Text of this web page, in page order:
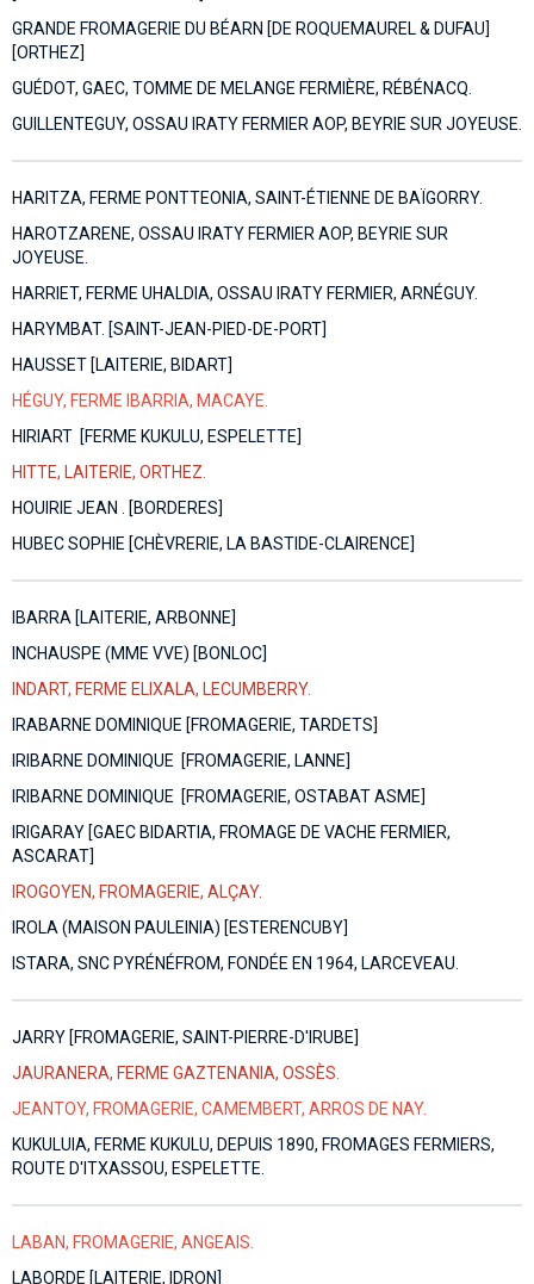
GRANDE FROMAGERIE DU BÉARN [DE ROQUEMAUREL & DUFAU]
[ORTHEZ]
GUÉDOT, GAEC, TOMME DE MELANGE FERMIÈRE, RÉBÉNACQ.
GUILLENTEGUY, OSSAU IRATY FERMIER AOP, BEYRIE SUR JOYEUSE.
HARITZA, FERME PONTTEONIA, SAINT-ÉTIENNE DE BAÏGORRY.
HAROTZARENE, OSSAU IRATY FERMIER AOP, BEYRIE SUR
JOYEUSE.
HARRIET, FERME UHALDIA, OSSAU IRATY FERMIER, ARNÉGUY.
HARYMBAT. [SAINT-JEAN-PIED-DE-PORT]
HAUSSET [LAITERIE, BIDART]
HÉGUY, FERME IBARRIA, MACAYE.
HIRIART [FERME KUKULU, ESPELETTE]
HITTE, LAITERIE, ORTHEZ.
HOUIRIE JEAN . [BORDERES]
HUBEC SOPHIE [CHÈVRERIE, LA BASTIDE-CLAIRENCE]
IBARRA [LAITERIE, ARBONNE]
INCHAUSPE (MME VVE) [BONLOC]
INDART, FERME ELIXALA, LECUMBERRY.
IRABARNE DOMINIQUE [FROMAGERIE, TARDETS]
IRIBARNE DOMINIQUE [FROMAGERIE, LANNE]
IRIBARNE DOMINIQUE [FROMAGERIE, OSTABAT ASME]
IRIGARAY [GAEC BIDARTIA, FROMAGE DE VACHE FERMIER,
ASCARAT]
IROGOYEN, FROMAGERIE, ALÇAY.
IROLA (MAISON PAULEINIA) [ESTERENCUBY]
ISTARA, SNC PYRÉNÉFROM, FONDÉE EN 1964, LARCEVEAU.
JARRY [FROMAGERIE, SAINT-PIERRE-D'IRUBE]
JAURANERA, FERME GAZTENANIA, OSSÈS.
JEANTOY, FROMAGERIE, CAMEMBERT, ARROS DE NAY.
KUKULUIA, FERME KUKULU, DEPUIS 1890, FROMAGES FERMIERS,
ROUTE D'ITXASSOU, ESPELETTE.
LABAN, FROMAGERIE, ANGEAIS.
LABORDE [LAITERIE, IDRON]